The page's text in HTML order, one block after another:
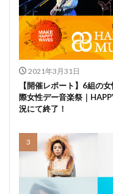
2021年3月31日
【開催レポート】6組の
際女性デー音楽祭｜
況にて終了！